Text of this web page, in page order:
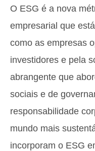
O ESG é a nova
empresarial que
como as empresas
investidores e pela
abrangente que
sociais e de
responsabilidade
mundo mais
incorporam o ESG